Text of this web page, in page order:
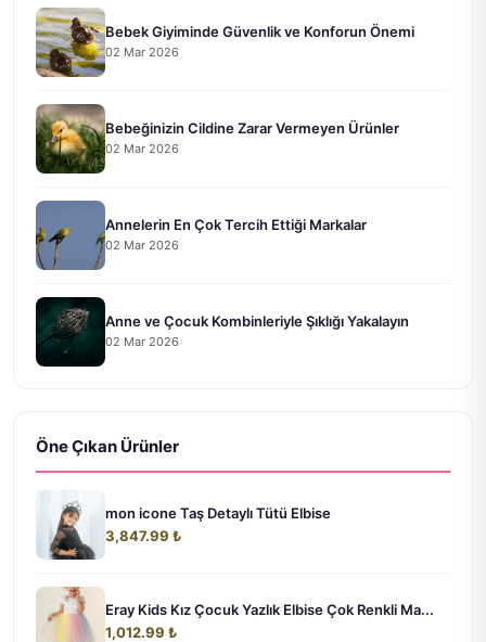
Bebek Giyiminde Güvenlik ve Konforun Önemi
02 Mar 2026
Bebeğinizin Cildine Zarar Vermeyen Ürünler
02 Mar 2026
Annelerin En Çok Tercih Ettiği Markalar
02 Mar 2026
Anne ve Çocuk Kombinleriyle Şıklığı Yakalayın
02 Mar 2026
Öne Çıkan Ürünler
mon icone Taş Detaylı Tütü Elbise
3,847.99 ₺
Eray Kids Kız Çocuk Yazlık Elbise Çok Renkli Ma...
1,012.99 ₺